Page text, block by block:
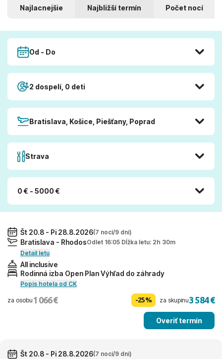
Najlacnejšie Najbližší termín Počet nocí
Od - Do
2 dospelí, 0 deti
Bratislava, Košice, Piešťany, Poprad
Strava
0 € - 5000 €
Št 20.8 - Pi 28.8.2026(7 nocí/9 dní)
Bratislava - RhodosOdlet 16:05 Dĺžka letu: 2h 30m
Detail letu
All inclusive
Rodinná izba Open Plan Výhľad do záhrady
Popis hotela od CK
za osobu 1 066 € -25% za skupinu3 584 €
Overiť termín
Št 20.8 - Pi 28.8.2026(7 nocí/9 dní)